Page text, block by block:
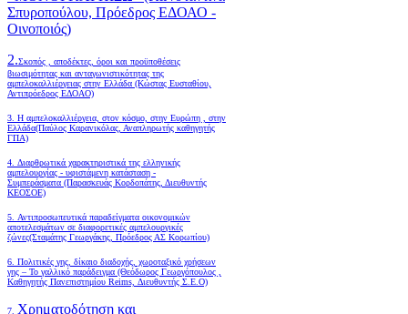
Σπυροπούλου, Πρόεδρος ΕΔΟΑΟ -
Οινοποιός)
2.Σκοπός , αποδέκτες, όροι και προϋποθέσεις
βιωσιμότητας και ανταγωνιστικότητας της
αμπελοκαλλιέργειας στην Ελλάδα (Κώστας Ευσταθίου,
Αντιπρόεδρος ΕΔΟΑΟ)
3. Η αμπελοκαλλιέργεια, στον κόσμο, στην Ευρώπη , στην
Ελλάδα(Παύλος Καρανικόλας, Αναπληρωτής καθηγητής
ΓΠΑ)
4. Διαρθρωτικά χαρακτηριστικά της ελληνικής
αμπελουργίας - υφιστάμενη κατάσταση -
Συμπεράσματα (Παρασκευάς Κορδοπάτης, Διευθυντής
ΚΕΟΣΟΕ)
5. Αντιπροσωπευτικά παραδείγματα οικονομικών
αποτελεσμάτων σε διαφορετικές αμπελουργικές
ζώνες(Σταμάτης Γεωργάκης, Πρόεδρος ΑΣ Κορωπίου)
6. Πολιτικές γης, δίκαιο διαδοχής, χωροταξικό χρήσεων
γης – Το γαλλικό παράδειγμα (Θεόδωρος Γεωργόπουλος ,
Καθηγητής Πανεπιστημίου Reims, Διευθυντής Σ.Ε.Ο)
7. Χρηματοδότηση και